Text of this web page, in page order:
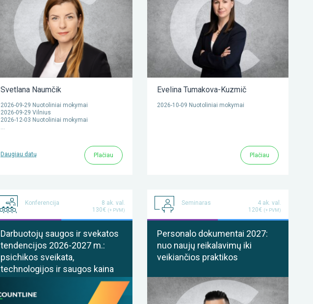
Svetlana Naumčik
2026-09-29 Nuotoliniai mokymai
2026-09-29 Vilnius
2026-12-03 Nuotoliniai mokymai
…
Daugiau datų Plačiau
Evelina Tumakova-Kuzmič
2026-10-09 Nuotoliniai mokymai
Plačiau
Konferencija
8 ak. val.
130€ (+ PVM)
Darbuotojų saugos ir svekatos
tendencijos 2026-2027 m.:
psichikos sveikata,
technologijos ir saugos kaina
Seminaras
4 ak. val.
120€ (+ PVM)
Personalo dokumentai 2027:
nuo naujų reikalavimų iki
veikiančios praktikos